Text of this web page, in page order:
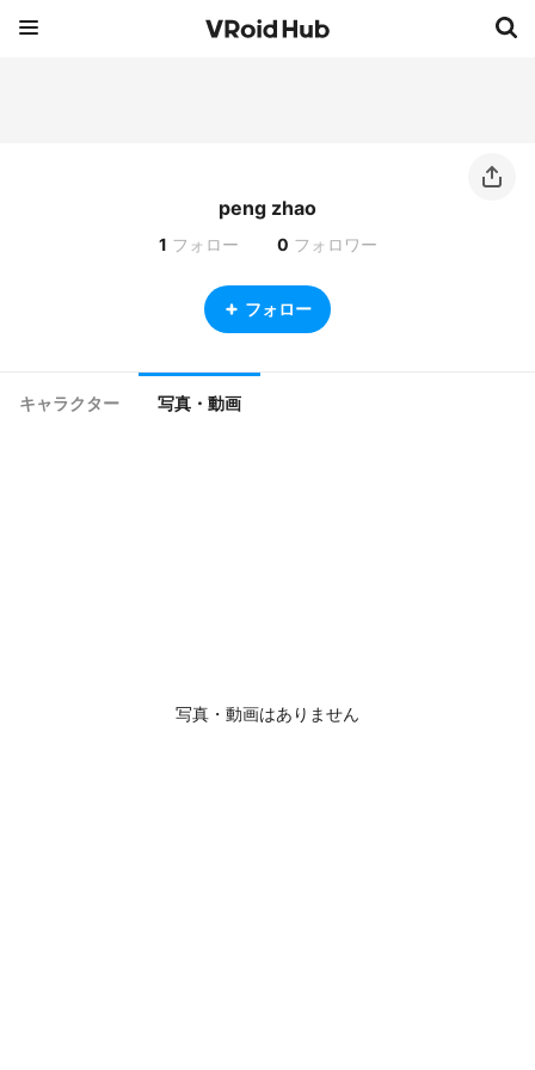
peng zhao
1 フォロー 0 フォロワー
フォロー
キャラクター 写真・動画
写真・動画はありません